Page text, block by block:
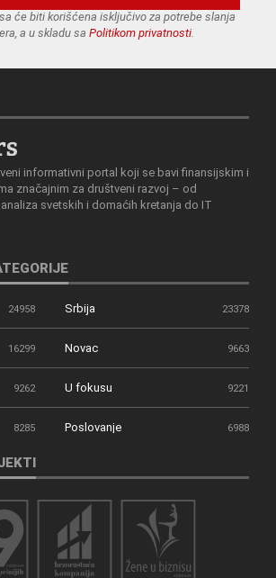
će biti korišćena isključivo za potrebe slanja
a u skladu sa Politikom privatnosti.
informativni portal koji se bavi finansijskim i
značajnim za društveni razvoj – od
svetskih i domaćih kretanja do IT
24958 Srbija 23378
16299 Novac 9663
9262 U fokusu 9221
8285 Poslovanje 6988